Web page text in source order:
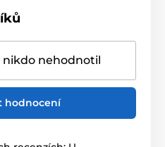
nehodnotil
hodnocení